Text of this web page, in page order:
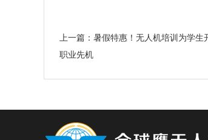
上一篇：暑假特惠！无人机培训为学生
职业先机